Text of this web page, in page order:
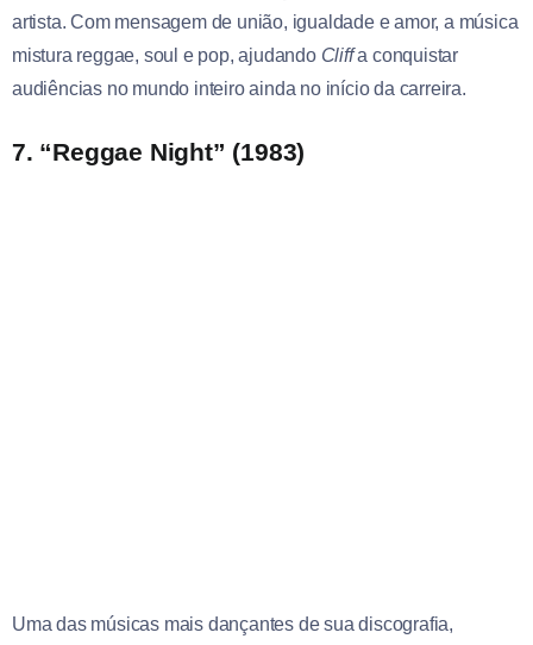
artista. Com mensagem de união, igualdade e amor, a música
mistura reggae, soul e pop, ajudando Cliffa conquistar
audiências no mundo inteiro ainda no início da carreira.
7. “Reggae Night” (1983)
Uma das músicas mais dançantes de sua discografia,